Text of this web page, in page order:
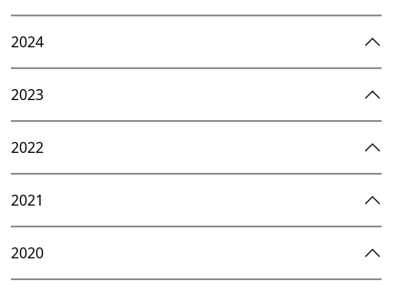
2024
2023
2022
2021
2020